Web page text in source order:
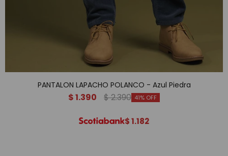
PANTALON LAPACHO POLANCO - Azul Piedra
$1.390 $2.390 41
$1.182